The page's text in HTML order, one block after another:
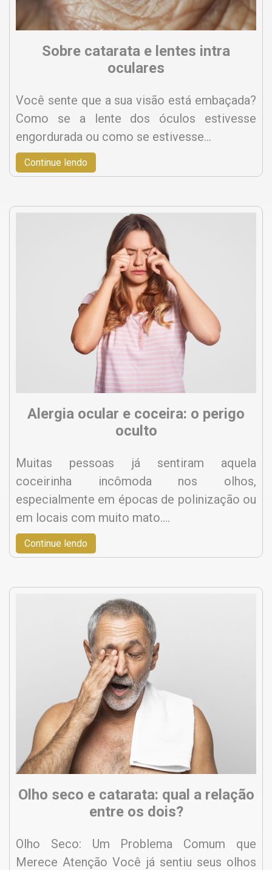
Sobre catarata e lentes intra
oculares
Você sente que a sua visão está embaçada?
Como se a lente dos óculos estivesse
engordurada ou como se estivesse…
Continue lendo
Alergia ocular e coceira: o perigo
oculto
Muitas pessoas já sentiram aquela
coceirinha incômoda nos olhos,
especialmente em épocas de polinização ou
em locais com muito mato.…
Continue lendo
Olho seco e catarata: qual a relação
entre os dois?
Olho Seco: Um Problema Comum que
Merece Atenção Você já sentiu seus olhos